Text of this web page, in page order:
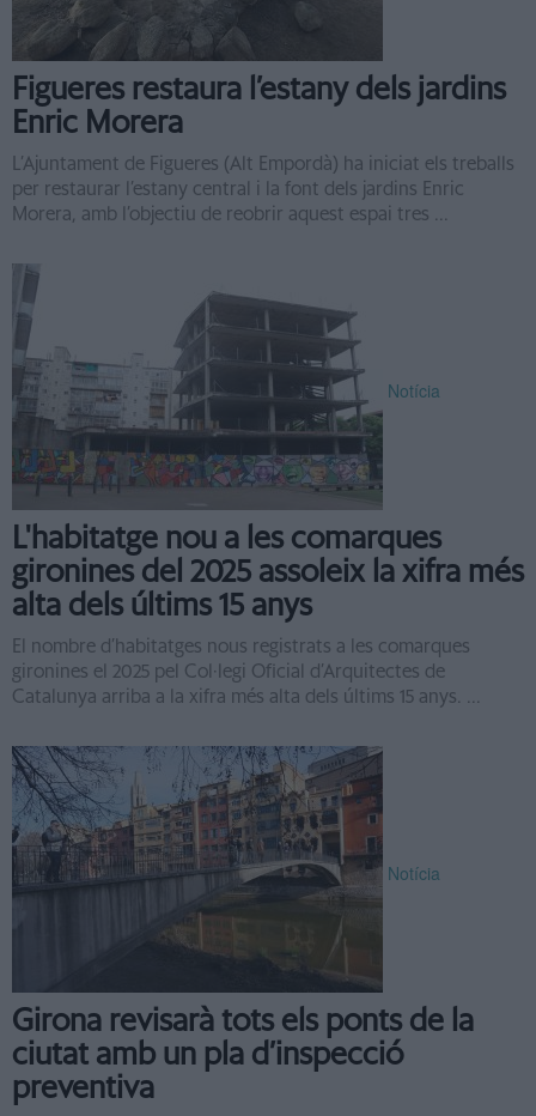
Figueres restaura l’estany dels jardins
Enric Morera
L’Ajuntament de Figueres (Alt Empordà) ha iniciat els treballs
per restaurar l’estany central i la font dels jardins Enric
Morera, amb l’objectiu de reobrir aquest espai tres ...
Notícia
L'habitatge nou a les comarques
gironines del 2025 assoleix la xifra més
alta dels últims 15 anys
El nombre d’habitatges nous registrats a les comarques
gironines el 2025 pel Col·legi Oficial d’Arquitectes de
Catalunya arriba a la xifra més alta dels últims 15 anys. ...
Notícia
Girona revisarà tots els ponts de la
ciutat amb un pla d’inspecció
preventiva